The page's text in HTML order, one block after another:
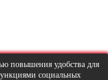
повышения удобства для
социальных